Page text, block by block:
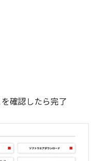
確認したら完了